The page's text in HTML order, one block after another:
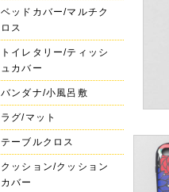
ベッドカバー/マルチク
ロス
トイレタリー/ティッシ
ュカバー
バンダナ/小風呂敷
ラグ/マット
テーブルクロス
クッション/クッション
カバー